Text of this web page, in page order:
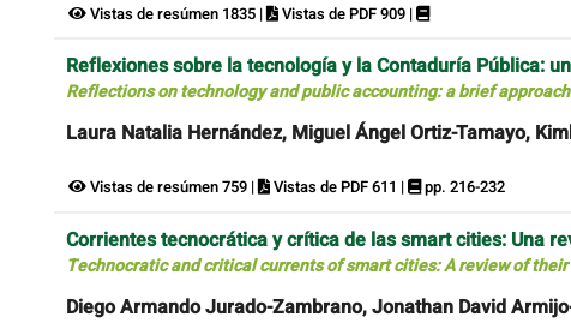
Vistas de resúmen 1835 | Vistas de PDF 909 |
Reflexiones sobre la tecnología y la Contaduría Pública:
Reflections on technology and public accounting: a brief
Laura Natalia Hernández, Miguel Ángel Ortiz-Tamayo,
Vistas de resúmen 759 | Vistas de PDF 611 | pp. 216-232
Corrientes tecnocrática y crítica de las smart cities: Una
Technocratic and critical currents of smart cities: A review of
Diego Armando Jurado-Zambrano, Jonathan David